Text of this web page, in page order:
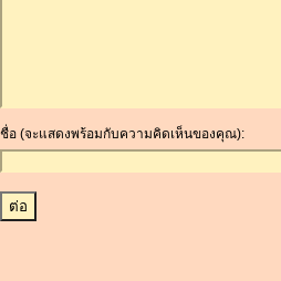
BAM
ชื่อ (จะแสดงพร้อมกับความคิดเห็นของคุณ):